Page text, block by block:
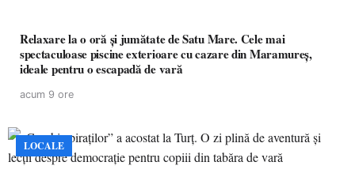
Relaxare la o oră și jumătate de Satu Mare. Cele mai
spectaculoase piscine exterioare cu cazare din Maramureș,
ideale pentru o escapadă de vară
acum 9 ore
LOCALE